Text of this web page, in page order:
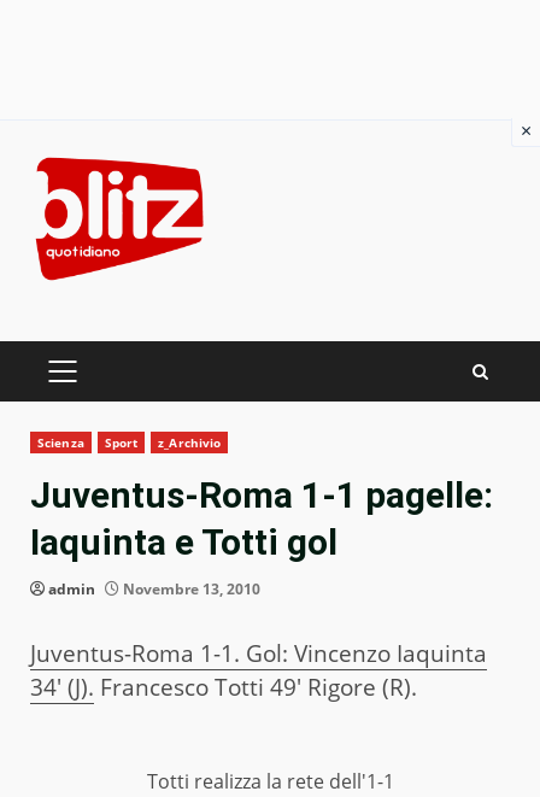
content
PRIMARY
Scienza Sport z_Archivio
Juventus-Roma 1-1 pagelle:
Iaquinta e Totti gol
admin Novembre 13, 2010
Juventus-Roma 1-1. Gol: Vincenzo Iaquinta
34′ (J). Francesco Totti 49′ Rigore (R).
Totti realizza la rete dell'1-1
×